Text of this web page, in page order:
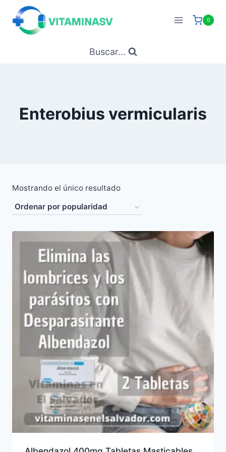
Saltar
contenido
0
Buscar...
Enterobius vermicularis
Mostrando el único resultado